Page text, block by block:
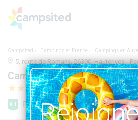
Campsited Campings en France Campings en
5, route de Romans, 26390, Hauterives - Pays du Facteur Cheval, France | 0.4KM DE HAUTERIVES - PAYS DU FACTEUR
Camping Le Château
9.1 Fabuleuse 392 avis